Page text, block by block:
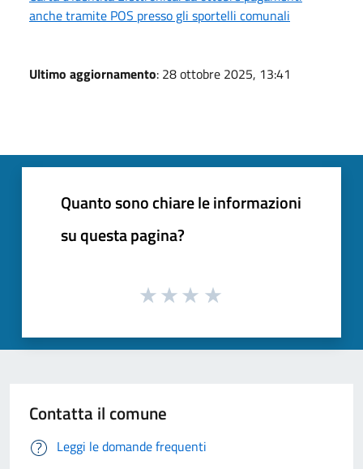
anche tramite POS presso gli sportelli comunali
Ultimo aggiornamento: 28 ottobre 2025, 13:41
Quanto sono chiare le informazioni
su questa pagina?
Contatta il comune
Leggi le domande frequenti